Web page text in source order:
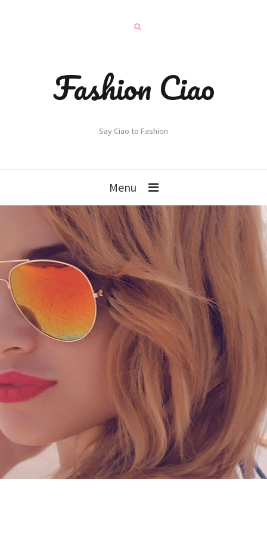
Fashion Ciao
Say Ciao to Fashion
Menu